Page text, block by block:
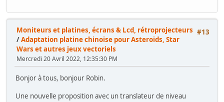
#13
Moniteurs et platines, écrans & Lcd, rétroprojecteurs
/Adaptation platine chinoise pour Asteroids, Star
Wars et autres jeux vectoriels
Mercredi 20 Avril 2022, 12:35:30 PM
Bonjor à tous, bonjour Robin.
Une nouvelle proposition avec un translateur de niveau